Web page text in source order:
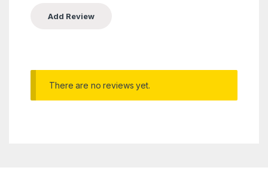
There are no reviews yet.